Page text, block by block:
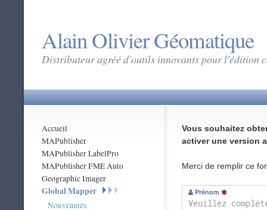
Alain Olivier Géomatique
Distributeur agréé d'outils innovants pour l'édition
Accueil
MAPublisher
MAPublisher LabelPro
MAPublisher FME Auto
Geographic Imager
Global Mapper
Nouveautés
Vous souhaitez
activer une version
Merci de remplir ce
Prénom